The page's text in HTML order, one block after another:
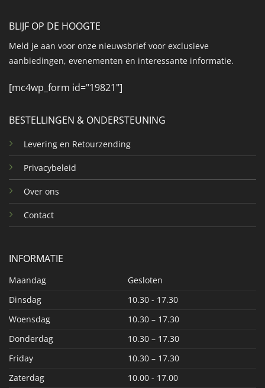
BESTELLINGEN & ONDERSTEUNING
Levering en Retourzending
Privacybeleid
Over ons
Contact
INFORMATIE
Maandag
Gesloten
Dinsdag
10.30 - 17.30
Woensdag
10.30 – 17.30
Donderdag
10.30 – 17.30
Friday
10.30 – 17.30
Zaterdag
10.00 - 17.00
BLIJF OP DE HOOGTE
Meld je aan voor onze nieuwsbrief voor exclusieve
aanbiedingen, evenementen en interessante informatie.
[mc4wp_form id="19821"]